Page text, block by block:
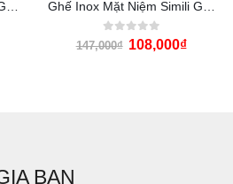
0out of 5
147,000₫ 108,000₫
BAN